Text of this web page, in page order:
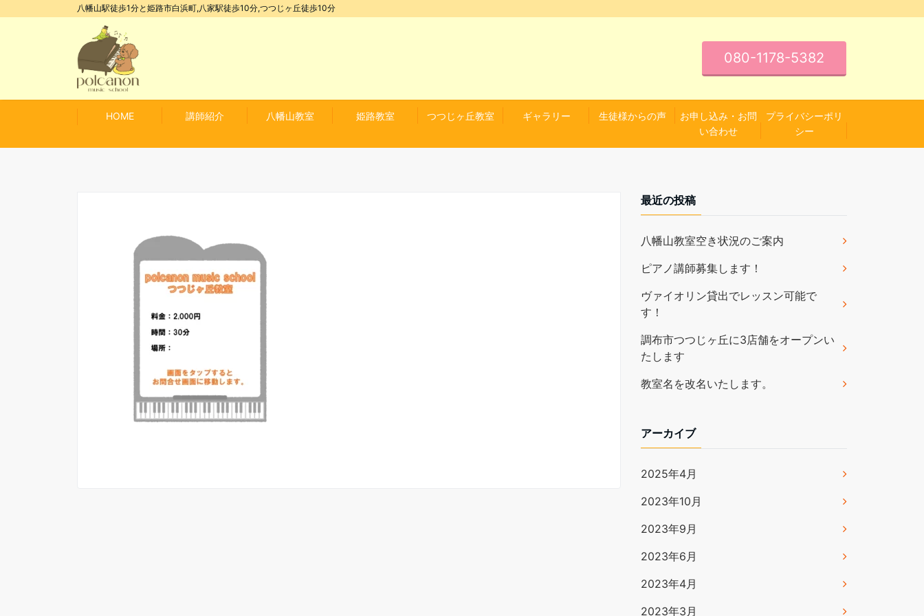
八幡山駅徒歩1分と姫路市白浜町,八家駅徒歩10分,つつじヶ丘徒歩10分
080-1178-5382
HOME 講師紹介 八幡山教室 姫路教室 つつじヶ丘教室 ギャラリー 生徒様からの声
お申し込み・お問
い合わせ
プライバシーポリ
シー
最近の投稿
八幡山教室空き状況のご案内
ピアノ講師募集します！
ヴァイオリン貸出でレッスン可能で
す！
調布市つつじヶ丘に3店舗をオープンい
たします
教室名を改名いたします。
アーカイブ
2025年4月
2023年10月
2023年9月
2023年6月
2023年4月
2023年3月